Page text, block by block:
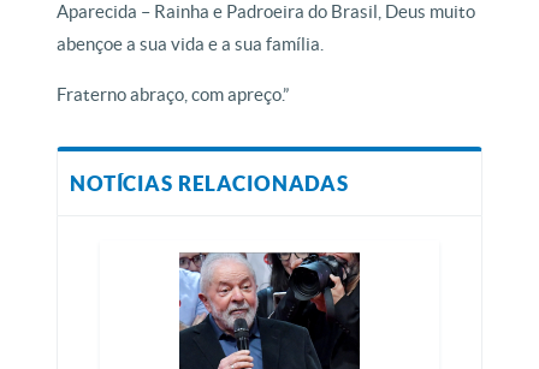
Aparecida – Rainha e Padroeira do Brasil, Deus muito
abençoe a sua vida e a sua família.
Fraterno abraço, com apreço.”
NOTÍCIAS RELACIONADAS